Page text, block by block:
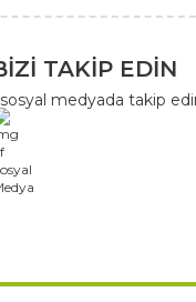
TAKİP EDİN
medyada takip